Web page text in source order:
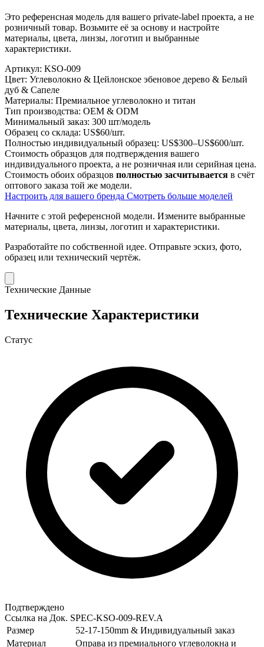
Это референсная модель для вашего private-label проекта, а не
розничный товар. Возьмите её за основу и настройте
материалы, цвета, линзы, логотип и выбранные
характеристики.
Артикул: KSO-009
Цвет: Углеволокно & Цейлонское эбеновое дерево & Белый
дуб & Сапеле
Материалы: Премиальное углеволокно и титан
Тип производства: OEM & ODM
Минимальный заказ: 300 шт/модель
Образец со склада: US$60/шт.
Полностью индивидуальный образец: US$300–US$600/шт.
Стоимость образцов для подтверждения вашего
индивидуального проекта, а не розничная или серийная цена.
Стоимость обоих образцов полностью засчитывается в счёт
оптового заказа той же модели.
Настроить для вашего бренда Смотреть больше моделей
Начните с этой референсной модели. Измените выбранные
материалы, цвета, линзы, логотип и характеристики.
Разработайте по собственной идее. Отправьте эскиз, фото,
образец или технический чертёж.
Технические Данные
Технические Характеристики
Статус
Подтверждено
Ссылка на Док. SPEC-KSO-009-REV.A
Размер
52-17-150mm & Индивидуальный заказ
Материал
Оправа из премиального углеволокна и